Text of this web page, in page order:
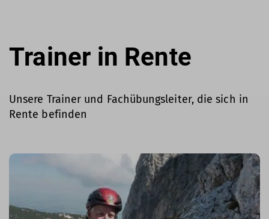
Trainer in Rente
Unsere Trainer und Fachübungsleiter, die sich in
Rente befinden